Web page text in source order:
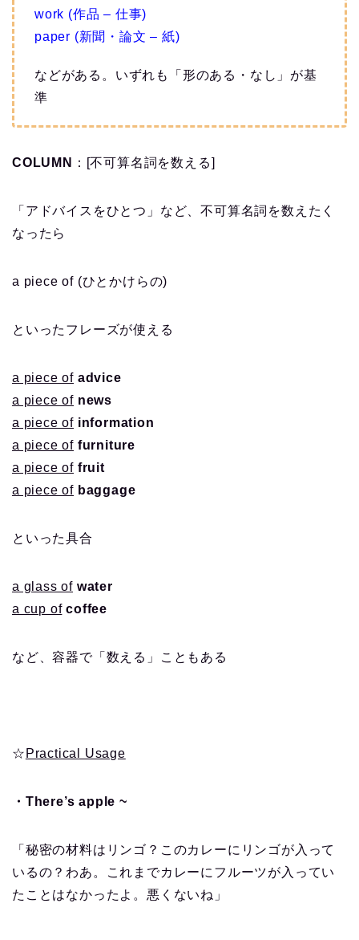
work (作品 – 仕事)
paper (新聞・論文 – 紙)
などがある。いずれも「形のある・なし」が基
準
COLUMN ：[不可算名詞を数える]
「アドバイスをひとつ」など、不可算名詞を数えたく
なったら
a piece of (ひとかけらの)
といったフレーズが使える
a piece of advice
a piece of news
a piece of information
a piece of furniture
a piece of fruit
a piece of baggage
といった具合
a glass of water
a cup of coffee
など、容器で「数える」こともある
☆ Practical Usage
・There’s apple ~
「秘密の材料はリンゴ？このカレーにリンゴが入って
いるの？わあ。これまでカレーにフルーツが入ってい
たことはなかったよ。悪くないね」